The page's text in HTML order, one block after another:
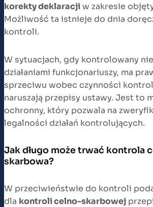
korekty deklaracjiw zakresie
Możliwość ta istnieje do dnia
kontroli.
W sytuacjach, gdy kontrolowany
działaniami funkcjonariuszy, ma
sprzeciwu wobec czynności
naruszają przepisy ustawy. Jest to
ochronny, który pozwala na
legalności działań kontrolujących.
Jak długo może trwać kontrola
skarbowa?
W przeciwieństwie do kontroli
dla kontroli celno-skarbowej